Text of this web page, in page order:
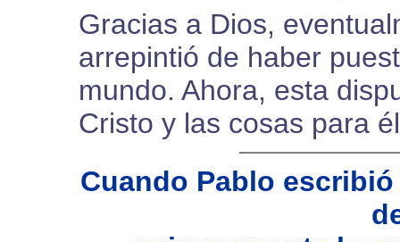
Gracias a Dios,
arrepintió de haber
mundo. Ahora, esta
Cristo y las cosas para
Cuando Pablo